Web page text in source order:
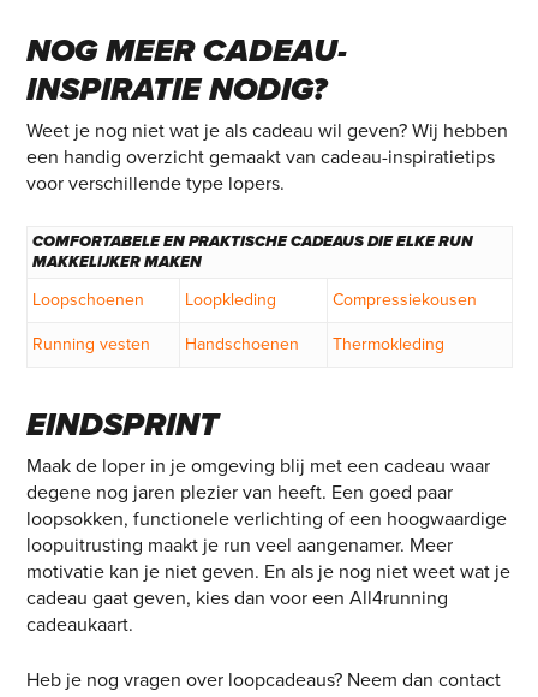
NOG MEER CADEAU-
INSPIRATIE NODIG?
Weet je nog niet wat je als cadeau wil geven? Wij hebben
een handig overzicht gemaakt van cadeau-inspiratietips
voor verschillende type lopers.
COMFORTABELE EN PRAKTISCHE CADEAUS DIE ELKE RUN
MAKKELIJKER MAKEN
Loopschoenen Loopkleding Compressiekousen
Running vesten Handschoenen Thermokleding
EINDSPRINT
Maak de loper in je omgeving blij met een cadeau waar
degene nog jaren plezier van heeft. Een goed paar
loopsokken, functionele verlichting of een hoogwaardige
loopuitrusting maakt je run veel aangenamer. Meer
motivatie kan je niet geven. En als je nog niet weet wat je
cadeau gaat geven, kies dan voor een All4running
cadeaukaart.
Heb je nog vragen over loopcadeaus? Neem dan contact